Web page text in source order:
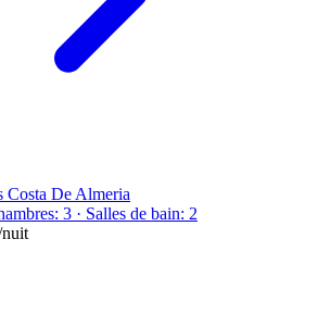
Costa De Almeria
3 · Salles de bain: 2